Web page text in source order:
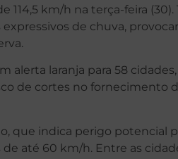
114,5 km/h na terça-feira
de chuva,
laranja para 58
de cortes no fornecimento
que indica perigo potencial
até 60 km/h. Entre as